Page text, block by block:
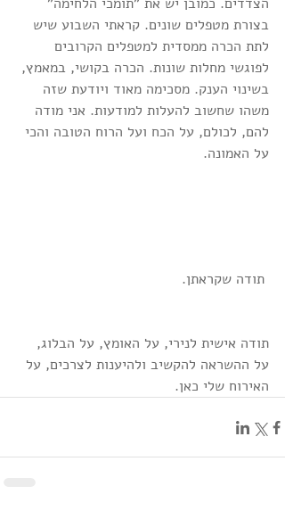
בצורת מטפלים שונים. קראתי השבוע שיש
לתת הכרה ממסדית למטפלים הקרובים
לפוגשי מחלות שונות. הכרה בקושי, במאמץ,
בשינוי הענק. מסכימה מאוד ויודעת שזה
משהו שחשוב להעלות למודעות. אני מודה
להם, לכולם, על הכח ועל הרוח הטובה והכי
על האמונה.
תודה אישית לנירי, על האומץ, על הבלוג,
על ההשראה להקשיב ולהיענות לצרכים, על
האירוח שלי כאן.